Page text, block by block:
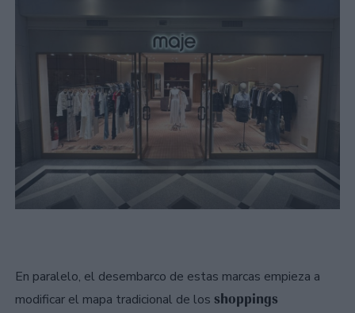
En paralelo, el desembarco de estas marcas empieza a
modificar el mapa tradicional de los shoppings